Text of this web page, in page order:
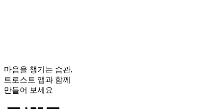
마음을 챙기는 습관,
트로스트 앱과 함께
만들어 보세요